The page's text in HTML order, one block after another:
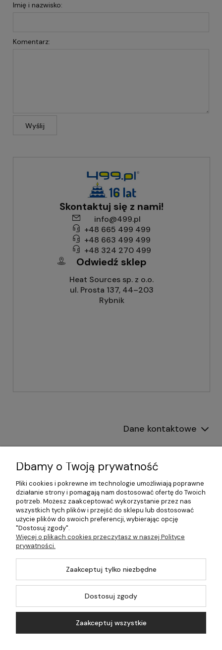
Imię i nazwisko:
Komentarz:
Wyślij
Skontaktuj się z nami!
info@499.pl
+48 665 499 499
+48 663 499 499
+48 324 270 499
Odwiedź sklep
Heat Sources sp. z o.o.
ul. Prosta 137, 44–203
Rybnik
Dane kontaktowe
Informacje
Płatności i dostawa
Pomoc
Moje konto
©2026 Wszelkie Prawa Zastrzeżone | 499.pl - najlepszy sklep z
Dbamy o Twoją prywatność
Pliki cookies i pokrewne im technologie umożliwiają poprawne
działanie strony i pomagają nam dostosować ofertę do Twoich
potrzeb. Możesz zaakceptować wykorzystanie przez nas
wszystkich tych plików i przejść do sklepu lub dostosować
użycie plików do swoich preferencji, wybierając opcję
"Dostosuj zgody".
Więcej o plikach cookies przeczytasz w naszej Polityce
prywatności.
Zaakceptuj tylko niezbędne
Dostosuj zgody
Zaakceptuj wszystkie